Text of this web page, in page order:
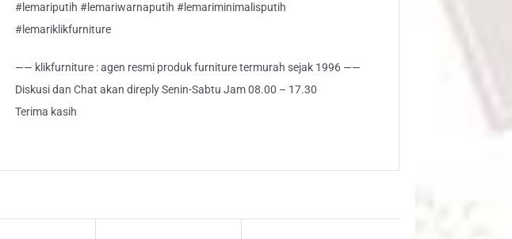
#lemariputih #lemariwarnaputih #lemariminimalisputih
#lemariklikfurniture
—— klikfurniture : agen resmi produk furniture termurah sejak 1996 ——
Diskusi dan Chat akan direply Senin-Sabtu Jam 08.00 – 17.30
Terima kasih